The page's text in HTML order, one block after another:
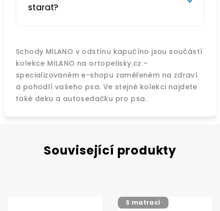
starat?
Schody MILANO v odstínu kapučíno jsou součástí
kolekce MILANO na ortopelisky.cz –
specializovaném e-shopu zaměřeném na zdraví
a pohodlí vašeho psa. Ve stejné kolekci najdete
také deku a autosedačku pro psa.
Související produkty
S matrací